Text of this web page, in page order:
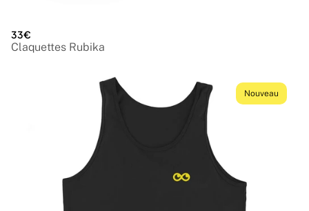
33€
Claquettes Rubika
Nouveau